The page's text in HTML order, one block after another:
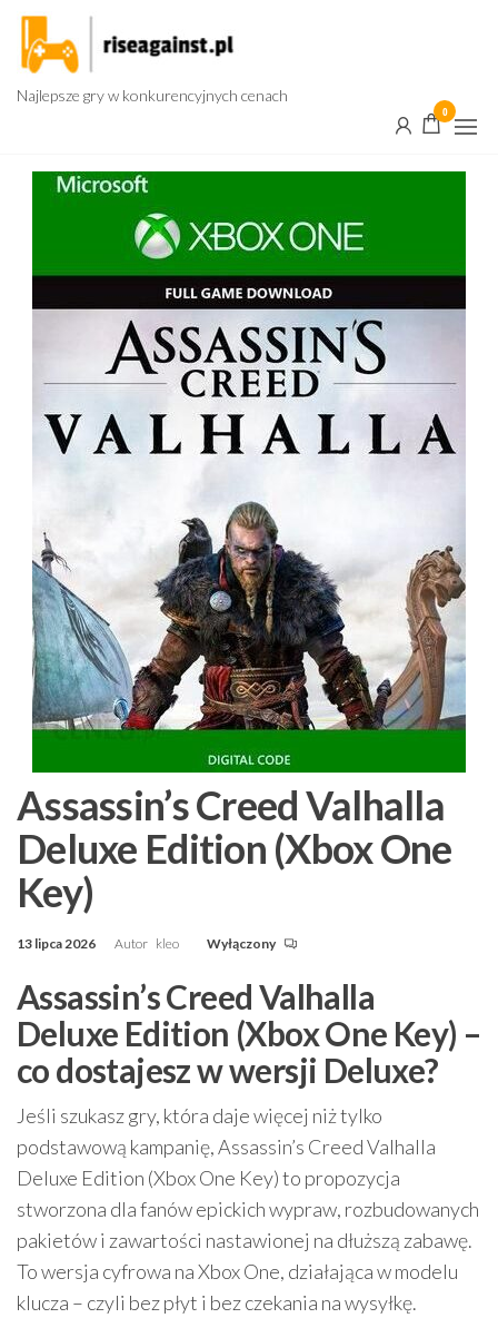
Przejdź
treści
Najlepsze gry w konkurencyjnych cenach
0
Assassin’s Creed Valhalla
Deluxe Edition (Xbox One
Key)
13 lipca 2026 Autor kleo Wyłączony
Assassin’s Creed Valhalla
Deluxe Edition (Xbox One Key) –
co dostajesz w wersji Deluxe?
Jeśli szukasz gry, która daje więcej niż tylko
podstawową kampanię, Assassin’s Creed Valhalla
Deluxe Edition (Xbox One Key) to propozycja
stworzona dla fanów epickich wypraw, rozbudowanych
pakietów i zawartości nastawionej na dłuższą zabawę.
To wersja cyfrowa na Xbox One, działająca w modelu
klucza – czyli bez płyt i bez czekania na wysyłkę.